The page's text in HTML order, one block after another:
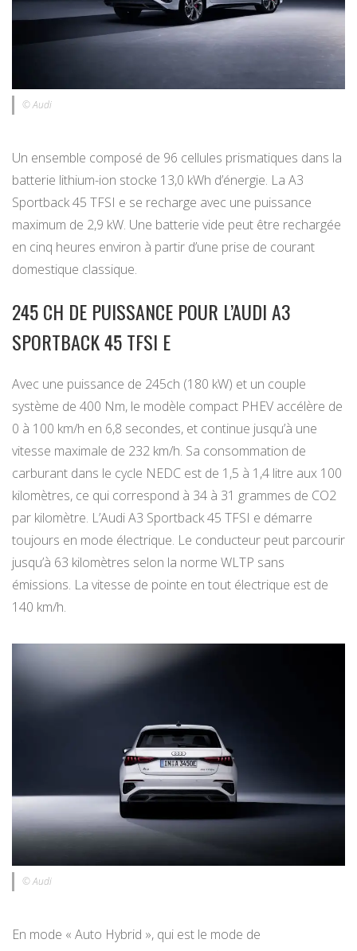
© Audi
Un ensemble composé de 96 cellules prismatiques dans la
batterie lithium-ion stocke 13,0 kWh d’énergie. La A3
Sportback 45 TFSI e se recharge avec une puissance
maximum de 2,9 kW. Une batterie vide peut être rechargée
en cinq heures environ à partir d’une prise de courant
domestique classique.
245 CH DE PUISSANCE POUR L’AUDI A3
SPORTBACK 45 TFSI E
Avec une puissance de 245ch (180 kW) et un couple
système de 400 Nm, le modèle compact PHEV accélère de
0 à 100 km/h en 6,8 secondes, et continue jusqu’à une
vitesse maximale de 232 km/h. Sa consommation de
carburant dans le cycle NEDC est de 1,5 à 1,4 litre aux 100
kilomètres, ce qui correspond à 34 à 31 grammes de CO2
par kilomètre. L’Audi A3 Sportback 45 TFSI e démarre
toujours en mode électrique. Le conducteur peut parcourir
jusqu’à 63 kilomètres selon la norme WLTP sans
émissions. La vitesse de pointe en tout électrique est de
140 km/h.
© Audi
En mode « Auto Hybrid », qui est le mode de